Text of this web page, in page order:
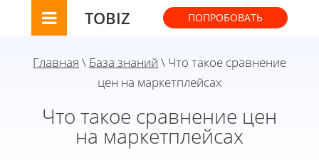
TOBIZ ПОПРОБОВАТЬ
Главная \ База знаний \ Что такое сравнение
цен на маркетплейсах
Что такое сравнение цен
на маркетплейсах